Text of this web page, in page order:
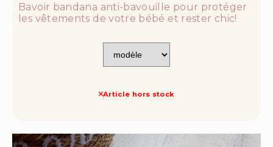
Bavoir bandana anti-bavouille pour protéger
les vêtements de votre bébé et rester chic!
Article hors stock